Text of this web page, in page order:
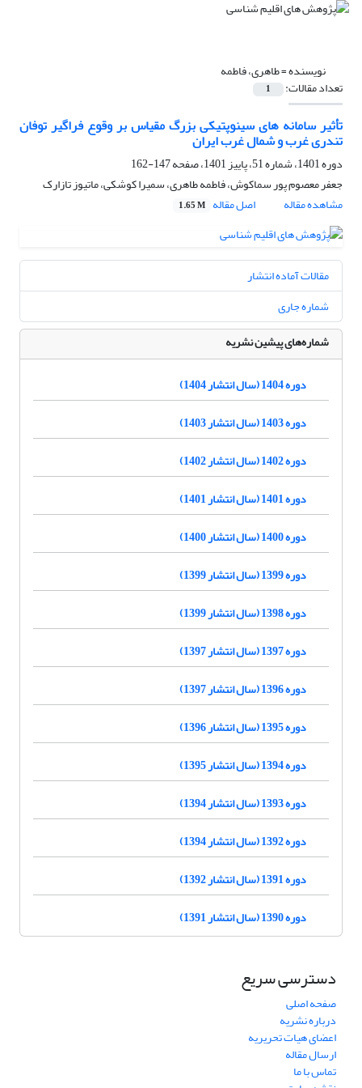
نویسنده =طاهری، فاطمه
تعداد مقالات: 1
تأثیر سامانه های سینوپتیکی بزرگ مقیاس بر وقوع فراگیر توفان
تندری غرب و شمال غرب ایران
دوره 1401، شماره 51، پاییز 1401، صفحه
147-162
جعفر معصوم پور سماکوش، فاطمه طاهری، سمیرا کوشکی، ماتیوز تازارک
مشاهده مقاله
اصل مقاله 1.65 M
مقالات آماده انتشار
شماره جاری
شماره‌های پیشین نشریه
دوره 1404 (سال انتشار 1404)
دوره 1403 (سال انتشار 1403)
دوره 1402 (سال انتشار 1402)
دوره 1401 (سال انتشار 1401)
دوره 1400 (سال انتشار 1400)
دوره 1399 (سال انتشار 1399)
دوره 1398 (سال انتشار 1399)
دوره 1397 (سال انتشار 1397)
دوره 1396 (سال انتشار 1397)
دوره 1395 (سال انتشار 1396)
دوره 1394 (سال انتشار 1395)
دوره 1393 (سال انتشار 1394)
دوره 1392 (سال انتشار 1394)
دوره 1391 (سال انتشار 1392)
دوره 1390 (سال انتشار 1391)
دسترسی سریع
صفحه اصلی
درباره نشریه
اعضای هیات تحریریه
ارسال مقاله
تماس با ما